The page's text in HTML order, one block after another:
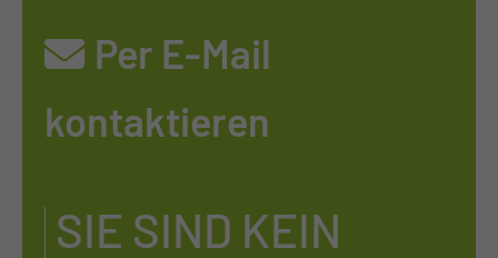
Per E-Mail
kontaktieren
SIE SIND KEIN